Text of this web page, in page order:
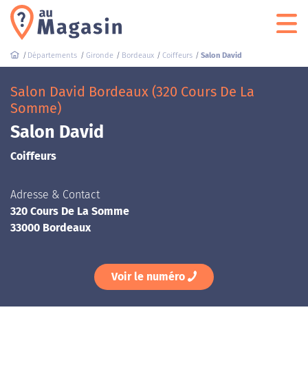
Départements Gironde Bordeaux Coiffeurs Salon David
Salon David Bordeaux (320 Cours De La
Somme)
Salon David
Coiffeurs
Adresse & Contact
320 Cours De La Somme
33000 Bordeaux
Voir le numéro